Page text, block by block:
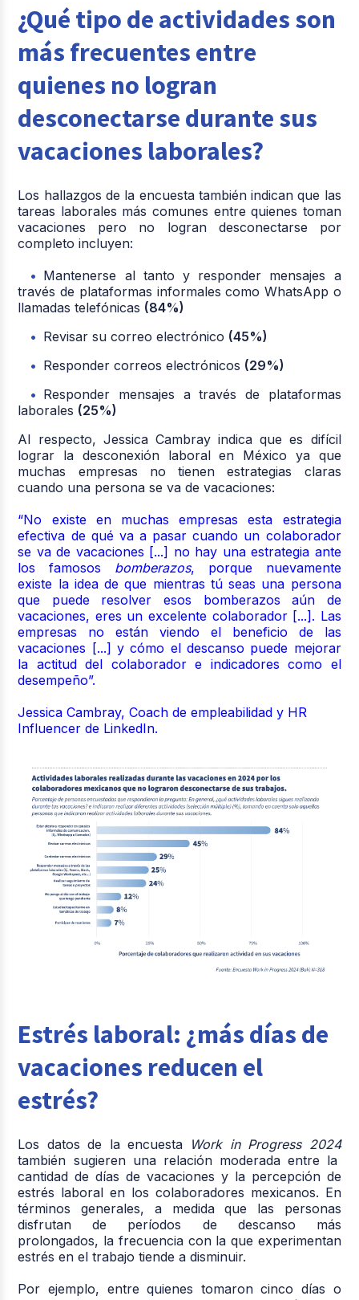
¿Qué tipo de actividades son
más frecuentes entre
quienes no logran
desconectarse durante sus
vacaciones laborales?
Los hallazgos de la encuesta también indican que las
tareas laborales más comunes entre quienes toman
vacaciones pero no logran desconectarse por
completo incluyen:
Mantenerse al tanto y responder mensajes a
través de plataformas informales como WhatsApp o
llamadas telefónicas (84%)
Revisar su correo electrónico (45%)
Responder correos electrónicos (29%)
Responder mensajes a través de plataformas
laborales (25%)
Al respecto, Jessica Cambray indica que es difícil
lograr la desconexión laboral en México ya que
muchas empresas no tienen estrategias claras
cuando una persona se va de vacaciones:
“No existe en muchas empresas esta estrategia
efectiva de qué va a pasar cuando un colaborador
se va de vacaciones [...] no hay una estrategia ante
los famosos bomberazos, porque nuevamente
existe la idea de que mientras tú seas una persona
que puede resolver esos bomberazos aún de
vacaciones, eres un excelente colaborador [...]. Las
empresas no están viendo el beneficio de las
vacaciones [...] y cómo el descanso puede mejorar
la actitud del colaborador e indicadores como el
desempeño”.
Jessica Cambray,Coach de empleabilidad y HR
Influencer de LinkedIn.
Estrés laboral: ¿más días de
vacaciones reducen el
estrés?
Los datos de la encuesta Work in Progress 2024
también sugieren una relación moderada entre la
cantidad de días de vacaciones y la percepción de
estrés laboral en los colaboradores mexicanos. En
términos generales, a medida que las personas
disfrutan de períodos de descanso más
prolongados, la frecuencia con la que experimentan
estrés en el trabajo tiende a disminuir.
Por ejemplo, entre quienes tomaron cinco días o